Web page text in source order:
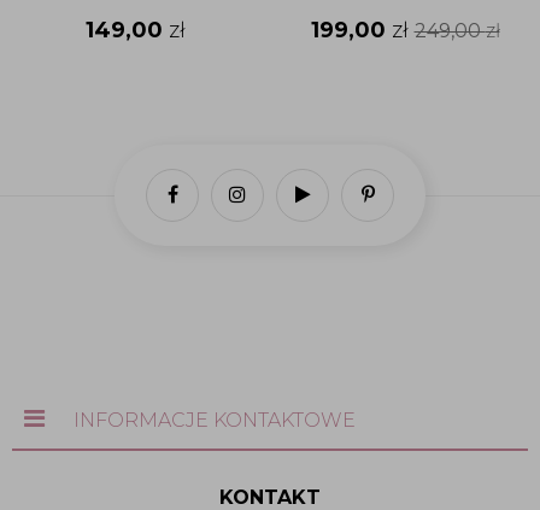
149,00 zł 199,00 zł 249,00zł
INFORMACJE KONTAKTOWE
KONTAKT